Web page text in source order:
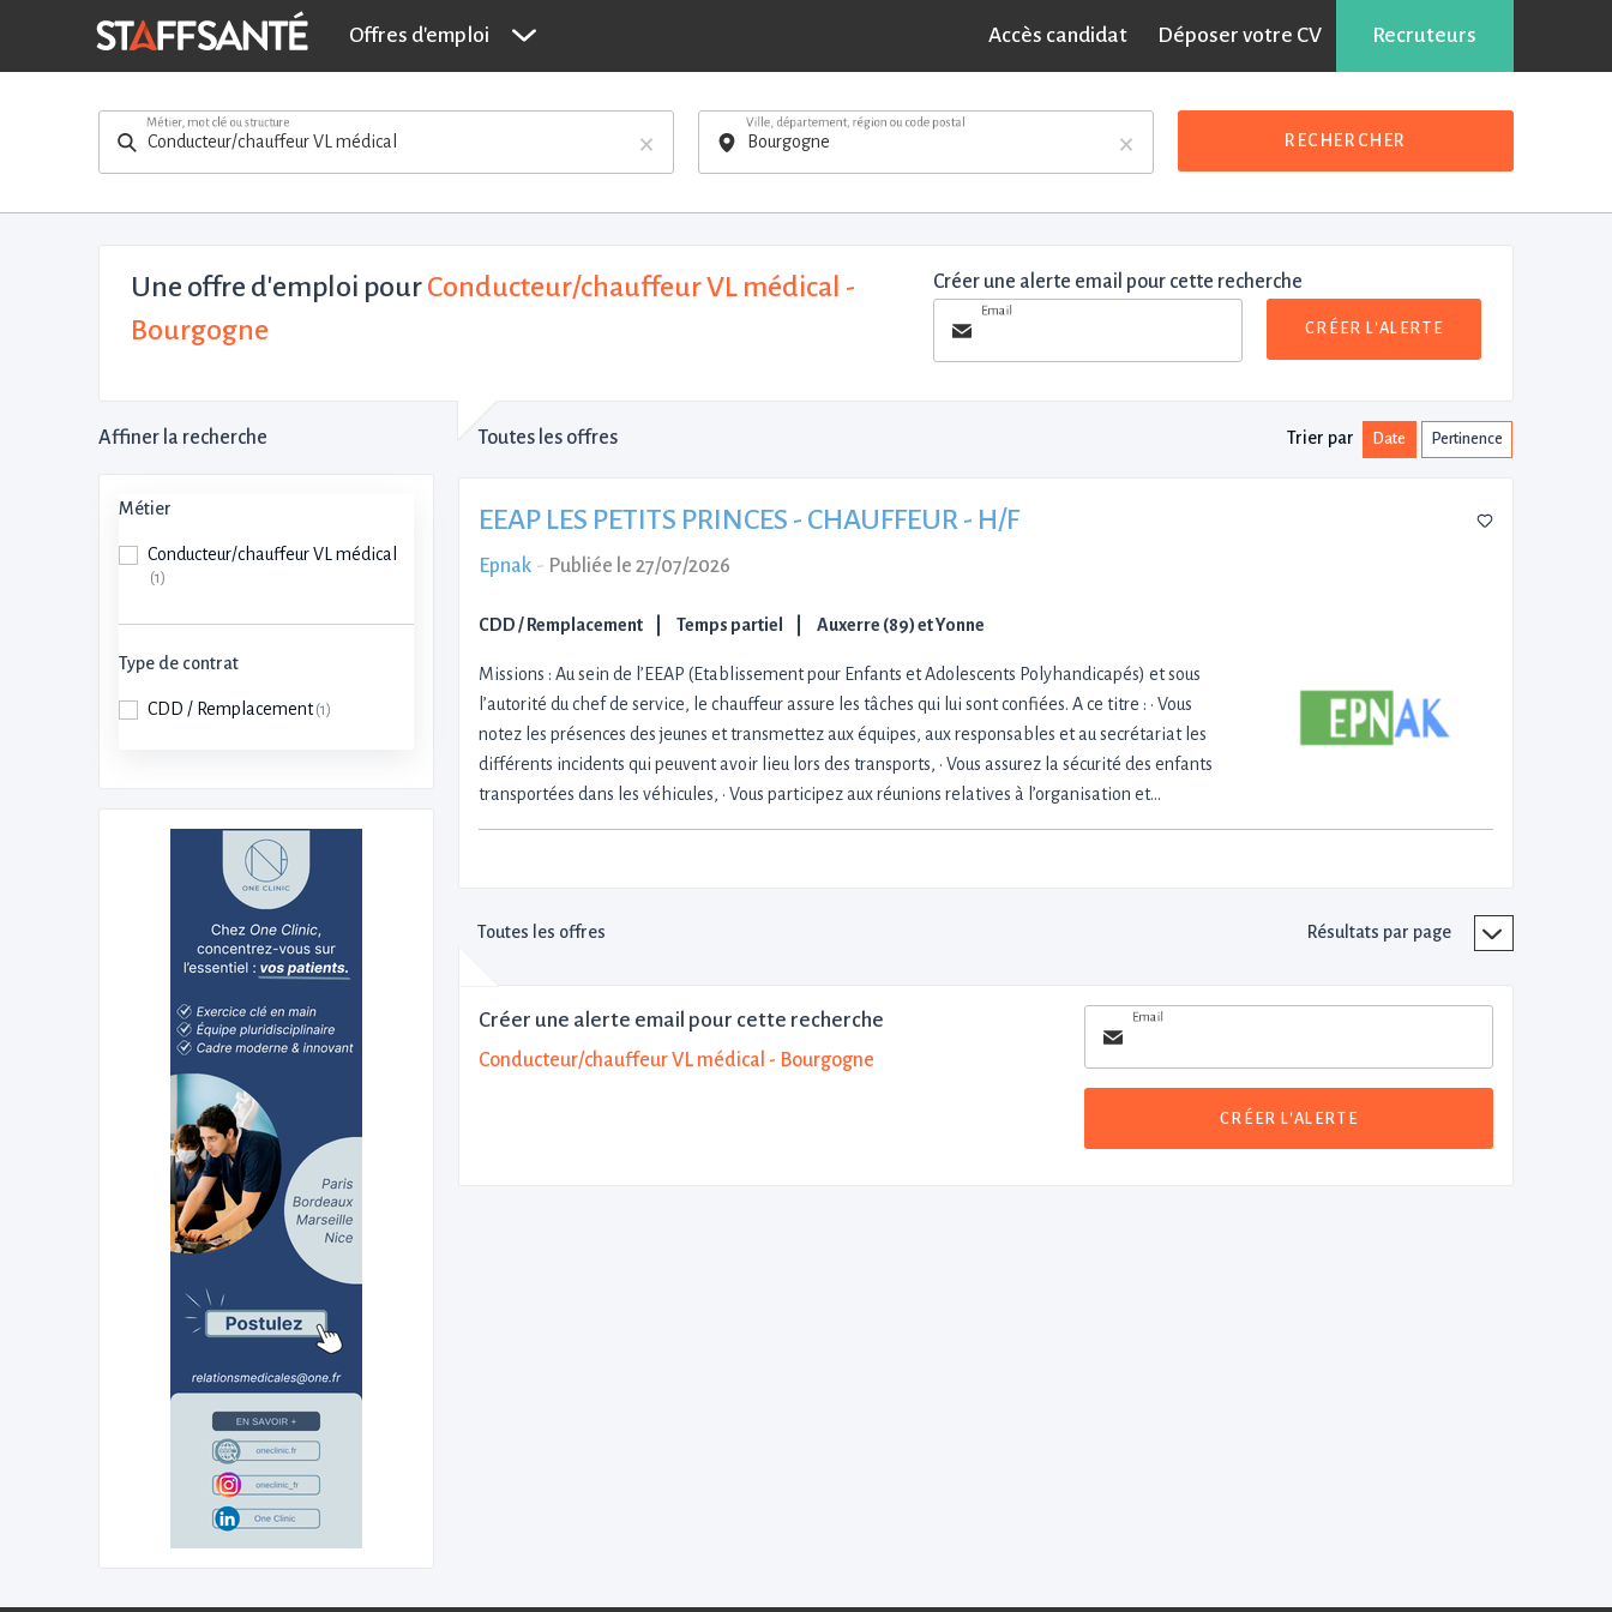
Offres d'emploi Accès candidat Déposer votre CV Recruteurs
×
Métier, mot clé ou structure
×
Ville, département, région ou code postal
RECHERCHER
Une offre d'emploi pourConducteur/chauffeur VL médical -
Bourgogne
Créer une alerte email pour cette recherche
Email
CRÉER L'ALERTE
Affiner la recherche
Métier
Conducteur/chauffeur VL médical
(1)
Type de contrat
CDD / Remplacement (1)
Toutes les offres Trier par Date Pertinence
EEAP LES PETITS PRINCES - CHAUFFEUR - H/F
Epnak - Publiée le 27/07/2026
CDD / Remplacement Temps partiel Auxerre (89) et Yonne
Missions : Au sein de l’EEAP (Etablissement pour Enfants et Adolescents Polyhandicapés) et sous
l’autorité du chef de service, le chauffeur assure les tâches qui lui sont confiées. A ce titre : · Vous
notez les présences des jeunes et transmettez aux équipes, aux responsables et au secrétariat les
différents incidents qui peuvent avoir lieu lors des transports, · Vous assurez la sécurité des enfants
transportées dans les véhicules, · Vous participez aux réunions relatives à l’organisation et…
Toutes les offres Résultats par page
Créer une alerte email pour cette recherche
Conducteur/chauffeur VL médical - Bourgogne
Email
CRÉER L'ALERTE